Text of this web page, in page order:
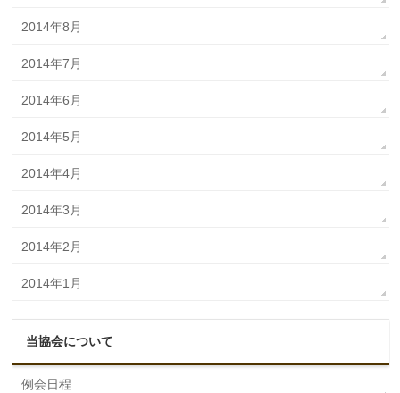
2014年8月
2014年7月
2014年6月
2014年5月
2014年4月
2014年3月
2014年2月
2014年1月
当協会について
例会日程